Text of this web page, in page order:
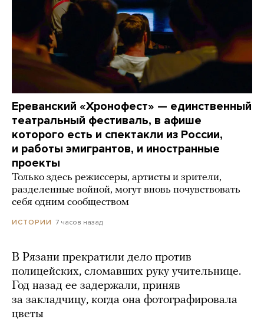
Ереванский «Хронофест» — единственный
театральный фестиваль, в афише
которого есть и спектакли из России,
и работы эмигрантов, и иностранные
проекты
Только здесь режиссеры, артисты и зрители,
разделенные войной, могут вновь почувствовать
себя одним сообществом
ИСТОРИИ 7 часов назад
В Рязани прекратили дело против
полицейских, сломавших руку учительнице.
Год назад ее задержали, приняв
за закладчицу, когда она фотографировала
цветы